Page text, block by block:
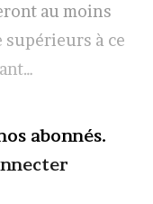
au moins
supérieurs à ce
abonnés.